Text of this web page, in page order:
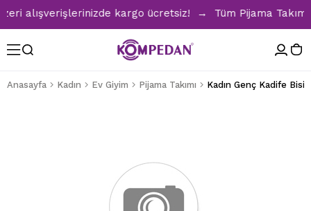
alışverişlerinizde kargo ücretsiz! → Tüm Pijama
Anasayfa Kadın Ev Giyim Pijama Takımı